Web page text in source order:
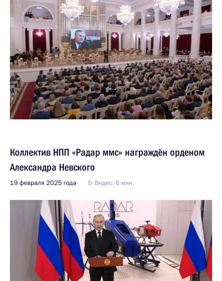
Коллектив НПП «Радар ммс» награждён орденом
Александра Невского
19 февраля 2025 года Видео, 6 мин.